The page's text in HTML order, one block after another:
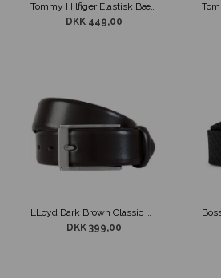
Tommy Hilfiger Elastisk Bælte Denton Grøn
DKK 449,00
DKK 399,00